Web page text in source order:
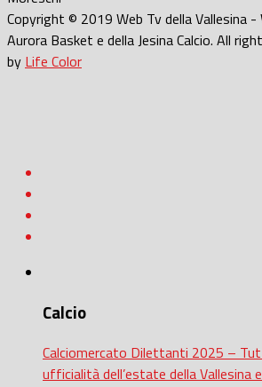
Copyright © 2019 Web Tv della Vallesina -
Aurora Basket e della Jesina Calcio. All
by Life Color
Calcio
Calciomercato Dilettanti 2025 –
ufficialità dell’estate della Vallesina